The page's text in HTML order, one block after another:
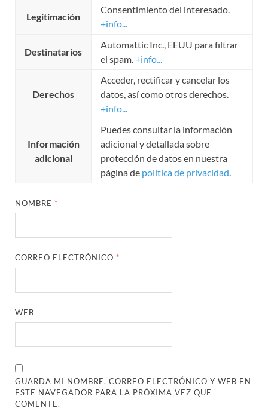
Legitimación
Consentimiento del interesado.
+info...
Destinatarios
Automattic Inc., EEUU para filtrar
el spam. +info...
Derechos
Acceder, rectificar y cancelar los
datos, así como otros derechos.
+info...
Información
adicional
Puedes consultar la información
adicional y detallada sobre
protección de datos en nuestra
página de política de privacidad
NOMBRE *
CORREO ELECTRÓNICO *
WEB
GUARDA MI NOMBRE, CORREO ELECTRÓNICO Y WEB EN
ESTE NAVEGADOR PARA LA PRÓXIMA VEZ QUE
COMENTE.